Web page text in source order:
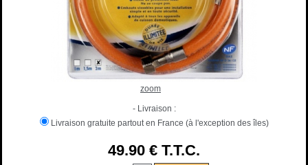
zoom
- Livraison :
Livraison gratuite partout en France (à l'exception des îles)
49.90 € T.T.C.